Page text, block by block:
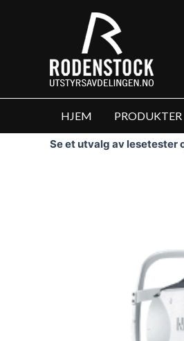
HJEM PRODUKTER
Se et utvalg av lesetester